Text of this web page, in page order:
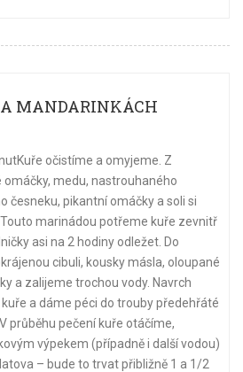
MANDARINKÁCH
očistíme a omyjeme. Z
omáčky, medu, nastrouhaného
česneku, pikantní omáčky a soli si
marinádou potřeme kuře zevnitř
asi na 2 hodiny odležet. Do
cibuli, kousky másla, oloupané
a zalijeme trochou vody. Navrch
a dáme péci do trouby předehřáté
průběhu pečení kuře otáčíme,
výpekem (případně i další vodou)
– bude to trvat přibližně 1 a 1/2